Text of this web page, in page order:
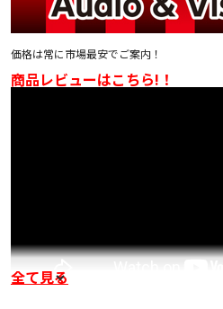
価格は常に市場最安でご案内！
商品レビューはこちら!！
全て見る